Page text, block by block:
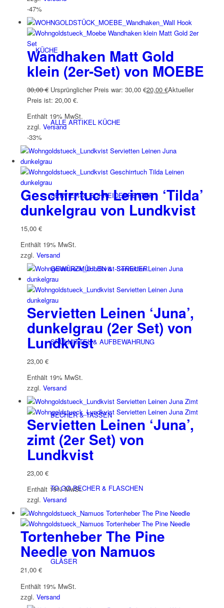
KÜCHE
ALLE ARTIKEL KÜCHE
SERVIER- & SCHNEIDEBRETTER
GEWÜRZMÜHLEN & -STREUER
SPÜLMITTEL & AUFBEWAHRUNG
BECHER & TASSEN
TO GO BECHER & FLASCHEN
GLÄSER
-47%
Wandhaken Matt Gold
klein (2er-Set) von MOEBE
30,00€ Ursprünglicher Preis war: 30,00 €20,00 €Aktueller
Preis ist: 20,00 €.
Enthält 19% MwSt.
zzgl. Versand
-33%
Geschirrtuch Leinen ‘Tilda’
dunkelgrau von Lundkvist
15,00 €
Enthält 19% MwSt.
zzgl. Versand
Servietten Leinen ‘Juna’,
dunkelgrau (2er Set) von
Lundkvist
23,00 €
Enthält 19% MwSt.
zzgl. Versand
Servietten Leinen ‘Juna’,
zimt (2er Set) von
Lundkvist
23,00 €
Enthält 19% MwSt.
zzgl. Versand
Tortenheber The Pine
Needle von Namuos
21,00 €
Enthält 19% MwSt.
zzgl. Versand